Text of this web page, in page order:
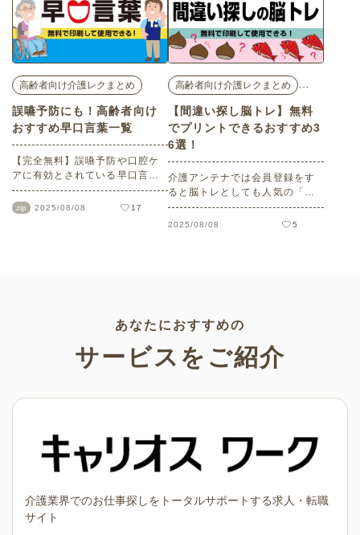
ニングにもなるのもポイントで
す。この記事では、無料でダウ
ンロード・プリントして使える
高齢者向け漢字クイズ48選をご
紹介しますので、ご自宅や介護
の現場でぜひ役立ててみてくだ
さい。
高齢者向け介護レクまとめ
誤嚥予防にも！高齢者向け
おすすめ早口言葉一覧
【完全無料】誤嚥予防や口腔ケ
アに有効とされている早口言葉
を一覧でご紹介します。誰もが
一度は遊んだことがある早口言
zip 2025/08/08 17
高齢者向け介護レクまとめ
【間違い探し脳トレ】無料
でプリントできるおすすめ3
6選！
介護アンテナでは会員登録をす
ると脳トレとしても人気の「間
違い探し」が全て無料でプリン
トしてお使いいただけます。す
2025/08/08 5
あなたにおすすめの
サービスをご紹介
介護業界でのお仕事探しをトータルサポートする求人・転職
サイト